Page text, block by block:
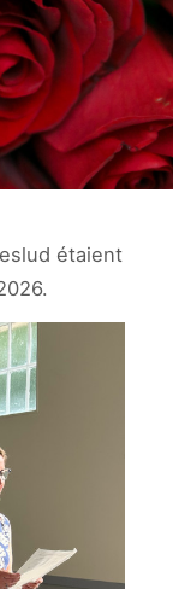
étaient